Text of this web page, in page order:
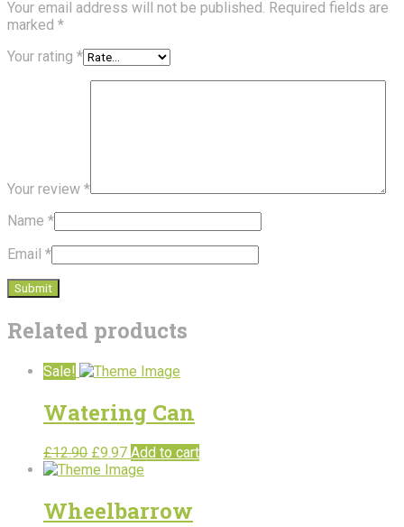
Your email address will not be published. Required fields are
marked *
Your rating *
Your review *
Name *
Email *
Related products
Sale!
Watering Can
£12.90 £9.97 Add to cart
Wheelbarrow